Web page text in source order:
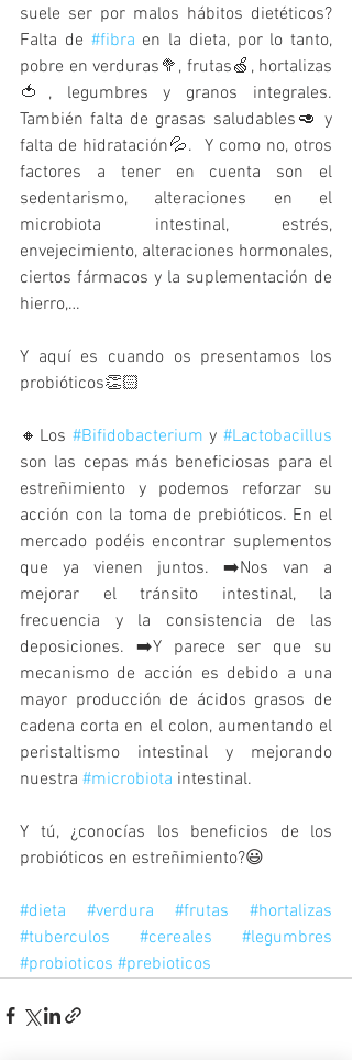
suele ser por malos hábitos dietéticos?
Falta de #fibra en la dieta, por lo tanto,
pobre en verduras🥦, frutas🍏, hortalizas
🍅, legumbres y granos integrales.
También falta de grasas saludables🥑 y
falta de hidratación💦.  Y como no, otros
factores a tener en cuenta son el
sedentarismo, alteraciones en el
microbiota intestinal, estrés,
envejecimiento, alteraciones hormonales,
ciertos fármacos y la suplementación de
hierro,…
Y aquí es cuando os presentamos los
probióticos👏🏻
🔸Los #Bifidobacterium y #Lactobacillus
son las cepas más beneficiosas para el
estreñimiento y podemos reforzar su
acción con la toma de prebióticos. En el
mercado podéis encontrar suplementos
que ya vienen juntos. ➡️Nos van a
mejorar el tránsito intestinal, la
frecuencia y la consistencia de las
deposiciones. ➡️Y parece ser que su
mecanismo de acción es debido a una
mayor producción de ácidos grasos de
cadena corta en el colon, aumentando el
peristaltismo intestinal y mejorando
nuestra #microbiota intestinal.
Y tú, ¿conocías los beneficios de los
probióticos en estreñimiento?😃
#dieta #verdura #frutas
#hortalizas
#tuberculos
#cereales
#legumbres
#probioticos #prebioticos